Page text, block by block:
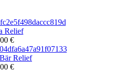
Relief
€
Relief
€